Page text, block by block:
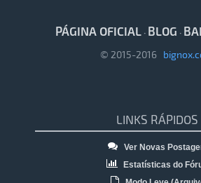
PÁGINA OFICIAL · BLOG ·
© 2015-2016
LINKS RÁPIDOS
Ver Novas
Estatísticas do